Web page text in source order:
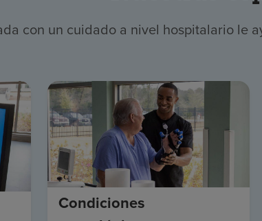
con un cuidado a nivel hospitalario le
Condiciones